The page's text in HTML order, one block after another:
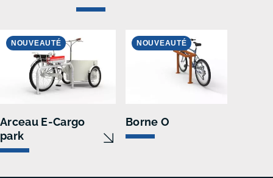
Arceau E-Cargo
park
NOUVEAUTÉ
Borne O
NOUVEAUTÉ